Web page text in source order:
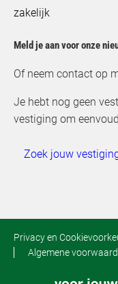
zakelijk
Meld je aan voor onze
Of neem contact op
Je hebt nog geen
vestiging om
Zoek jouw
Privacy en
Algemene